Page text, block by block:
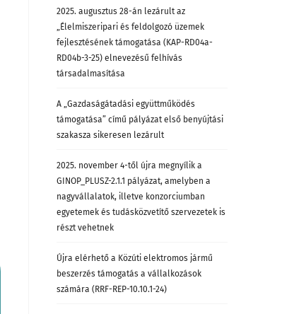
2025. augusztus 28-án lezárult az
„Élelmiszeripari és feldolgozó üzemek
fejlesztésének támogatása (KAP-RD04a-
RD04b-3-25) elnevezésű felhívás
társadalmasítása
A „Gazdaságátadási együttműködés
támogatása” című pályázat első benyújtási
szakasza sikeresen lezárult
2025. november 4-től újra megnyílik a
GINOP_PLUSZ-2.1.1 pályázat, amelyben a
nagyvállalatok, illetve konzorciumban
egyetemek és tudásközvetítő szervezetek is
részt vehetnek
Újra elérhető a Közúti elektromos jármű
beszerzés támogatás a vállalkozások
számára (RRF-REP-10.10.1-24)